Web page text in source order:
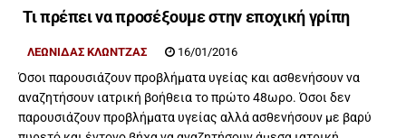
Τι πρέπει να προσέξουμε στην εποχική γρίπη
ΛΕΩΝΊΔΑΣ ΚΛΏΝΤΖΑΣ 16/01/2016
Όσοι παρουσιάζουν προβλήματα υγείας και ασθενήσουν να
αναζητήσουν ιατρική βοήθεια το πρώτο 48ωρο. Όσοι δεν
παρουσιάζουν προβλήματα υγείας αλλά ασθενήσουν με βαρύ